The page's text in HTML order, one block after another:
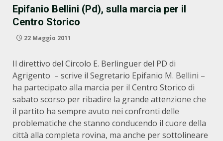
Epifanio Bellini (Pd), sulla marcia per il
Centro Storico
22 Maggio 2011
Il direttivo del Circolo E. Berlinguer del PD di
Agrigento – scrive il Segretario Epifanio M. Bellini –
ha partecipato alla marcia per il Centro Storico di
sabato scorso per ribadire la grande attenzione che
il partito ha sempre avuto nei confronti delle
problematiche che stanno conducendo il cuore della
città alla completa rovina, ma anche per sottolineare